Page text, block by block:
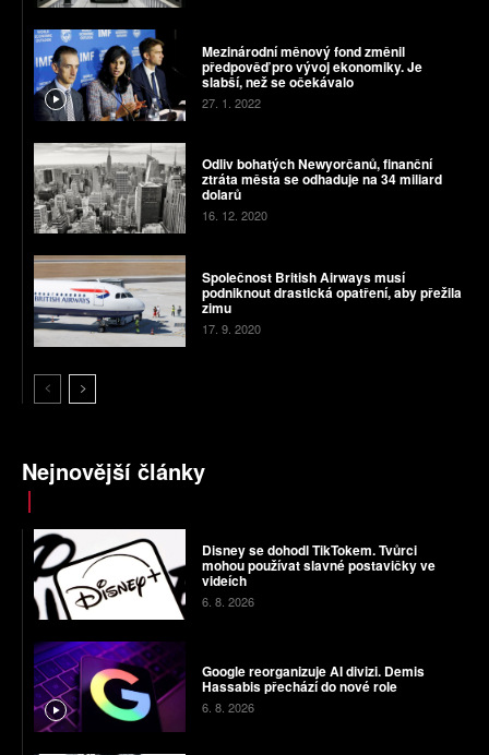
Mezinárodní měnový fond změnil
předpověď pro vývoj ekonomiky. Je
slabší, než se očekávalo
27. 1. 2022
Odliv bohatých Newyorčanů, finanční
ztráta města se odhaduje na 34 miliard
dolarů
16. 12. 2020
Společnost British Airways musí
podniknout drastická opatření, aby přežila
zimu
17. 9. 2020
Nejnovější články
Disney se dohodl TikTokem. Tvůrci
mohou používat slavné postavičky ve
videích
6. 8. 2026
Google reorganizuje AI divizi. Demis
Hassabis přechází do nové role
6. 8. 2026